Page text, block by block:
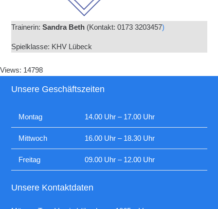
Trainerin: Sandra Beth (Kontakt: 0173 3203457)
Spielklasse: KHV Lübeck
Views: 14798
Unsere Geschäftszeiten
Montag 14.00 Uhr – 17.00 Uhr
Mittwoch 16.00 Uhr – 18.30 Uhr
Freitag 09.00 Uhr – 12.00 Uhr
Unsere Kontaktdaten